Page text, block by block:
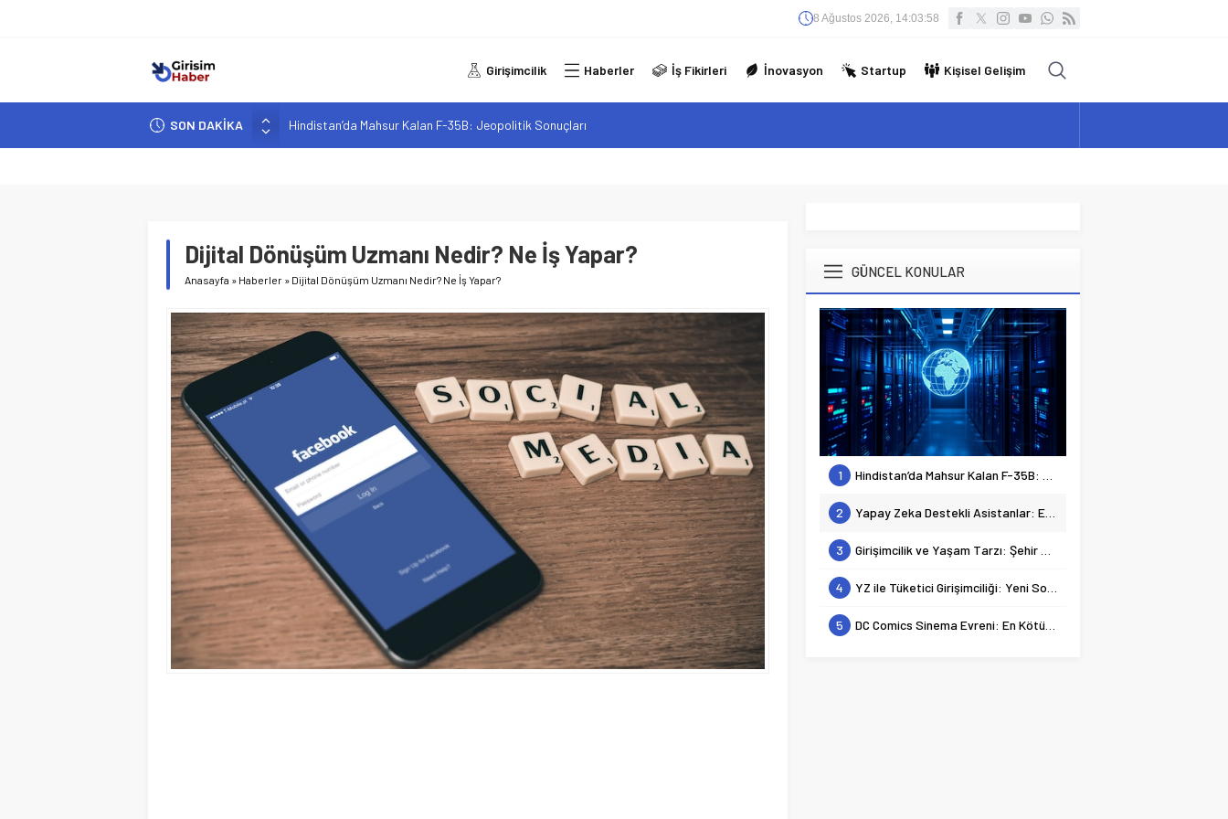
8 Ağustos 2026, 14:03:59
Girişimcilik Haberler İş Fikirleri İnovasyon Startup Kişisel Gelişim
SON DAKİKA
Hindistan’da Mahsur Kalan F-35B: Jeopolitik Sonuçları
Yapay Zeka Destekli Asistanlar: Elon Musk’tan Romantik Bir Hamle mi?
Dijital Dönüşüm Uzmanı Nedir? Ne İş Yapar?
Anasayfa » Haberler » Dijital Dönüşüm Uzmanı Nedir? Ne İş Yapar? GÜNCEL KONULAR
1 Hindistan’da Mahsur Kalan F-35B: Jeopolitik Sonuçları
2 Yapay Zeka Destekli Asistanlar: Elon Musk’tan Romantik Bir Hamle mi?
3 Girişimcilik ve Yaşam Tarzı: Şehir Değişiminin Nedenleri ve Etkileri
4 YZ ile Tüketici Girişimciliği: Yeni Sosyal Bağlantılar
5 DC Comics Sinema Evreni: En Kötülerden En İyilerine Bir Bakış